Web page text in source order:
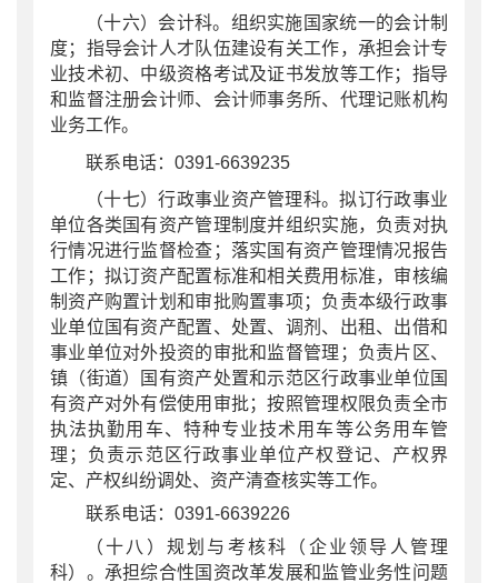
（十六）会计科。组织实施国家统一的会计制
度；指导会计人才队伍建设有关工作，承担会计专
业技术初、中级资格考试及证书发放等工作；指导
和监督注册会计师、会计师事务所、代理记账机构
业务工作。
联系电话：0391-6639235
（十七）行政事业资产管理科。拟订行政事业
单位各类国有资产管理制度并组织实施，负责对执
行情况进行监督检查；落实国有资产管理情况报告
工作；拟订资产配置标准和相关费用标准，审核编
制资产购置计划和审批购置事项；负责本级行政事
业单位国有资产配置、处置、调剂、出租、出借和
事业单位对外投资的审批和监督管理；负责片区、
镇（街道）国有资产处置和示范区行政事业单位国
有资产对外有偿使用审批；按照管理权限负责全市
执法执勤用车、特种专业技术用车等公务用车管
理；负责示范区行政事业单位产权登记、产权界
定、产权纠纷调处、资产清查核实等工作。
联系电话：0391-6639226
（十八）规划与考核科（企业领导人管理
科）。承担综合性国资改革发展和监管业务性问题